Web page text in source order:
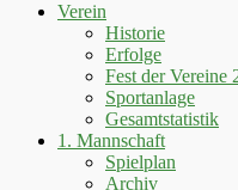
Verein
Historie
Erfolge
Fest der Vereine
Sportanlage
Gesamtstatistik
1. Mannschaft
Spielplan
Archiv